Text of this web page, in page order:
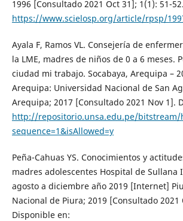
1996 [Consultado 2021 Oct 31]; 1(1): 51-
https://www.scielosp.org/article/rpsp/
Ayala F, Ramos VL. Consejería de
la LME, madres de niños de 0 a 6 meses.
ciudad mi trabajo. Socabaya, Arequipa –
Arequipa: Universidad Nacional de San
Arequipa; 2017 [Consultado 2021 Nov 1].
http://repositorio.unsa.edu.pe/bitstream/
sequence=1&isAllowed=y
Peña-Cahuas YS. Conocimientos y
madres adolescentes Hospital de Sullana
agosto a diciembre año 2019 [Internet]
Nacional de Piura; 2019 [Consultado 2021
Disponible en: